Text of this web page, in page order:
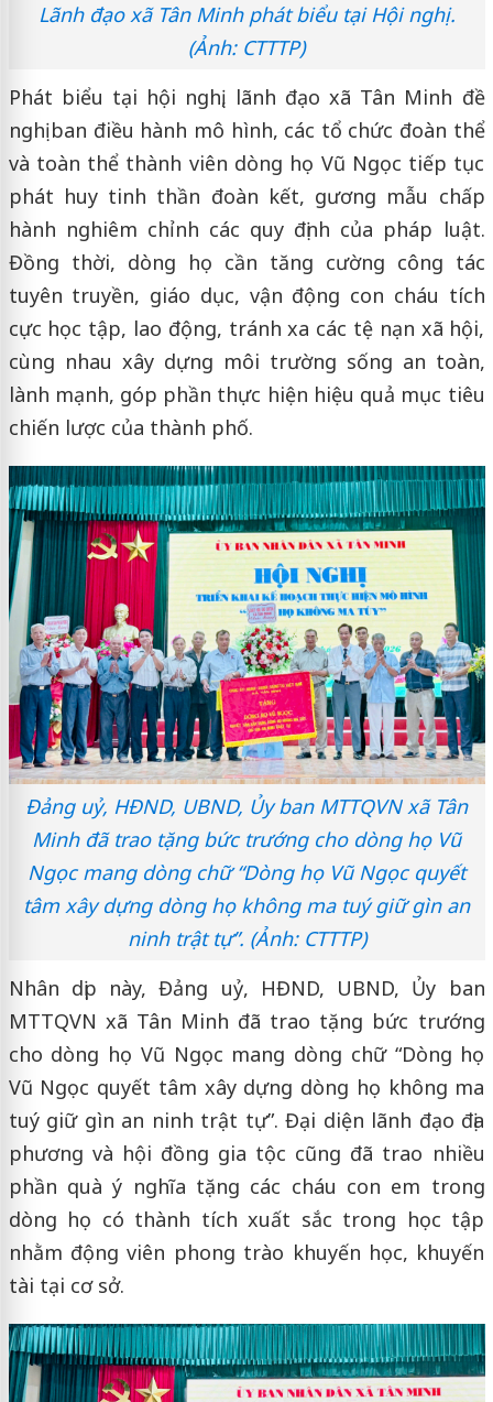
Lãnh đạo xã Tân Minh phát biểu tại Hội nghị.
(Ảnh: CTTTP)
Phát biểu tại hội nghị, lãnh đạo xã Tân Minh đề
nghị ban điều hành mô hình, các tổ chức đoàn thể
và toàn thể thành viên dòng họ Vũ Ngọc tiếp tục
phát huy tinh thần đoàn kết, gương mẫu chấp
hành nghiêm chỉnh các quy định của pháp luật.
Đồng thời, dòng họ cần tăng cường công tác
tuyên truyền, giáo dục, vận động con cháu tích
cực học tập, lao động, tránh xa các tệ nạn xã hội,
cùng nhau xây dựng môi trường sống an toàn,
lành mạnh, góp phần thực hiện hiệu quả mục tiêu
chiến lược của thành phố.
Đảng uỷ, HĐND, UBND, Ủy ban MTTQVN xã Tân
Minh đã trao tặng bức trướng cho dòng họ Vũ
Ngọc mang dòng chữ “Dòng họ Vũ Ngọc quyết
tâm xây dựng dòng họ không ma tuý giữ gìn an
ninh trật tự”. (Ảnh: CTTTP)
Nhân dịp này, Đảng uỷ, HĐND, UBND, Ủy ban
MTTQVN xã Tân Minh đã trao tặng bức trướng
cho dòng họ Vũ Ngọc mang dòng chữ “Dòng họ
Vũ Ngọc quyết tâm xây dựng dòng họ không ma
tuý giữ gìn an ninh trật tự”. Đại diện lãnh đạo địa
phương và hội đồng gia tộc cũng đã trao nhiều
phần quà ý nghĩa tặng các cháu con em trong
dòng họ có thành tích xuất sắc trong học tập
nhằm động viên phong trào khuyến học, khuyến
tài tại cơ sở.